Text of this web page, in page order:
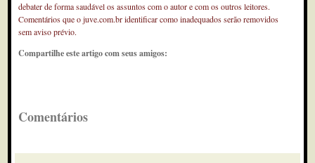
debater de forma saudável os assuntos com o autor e com os outros leitores.
Comentários que o juve.com.br identificar como inadequados serão removidos
sem aviso prévio.
Compartilhe este artigo com seus amigos:
Comentários